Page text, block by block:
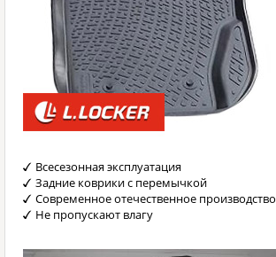
Всесезонная эксплуатация
Задние коврики с перемычкой
Современное отечественное производство
Не пропускают влагу